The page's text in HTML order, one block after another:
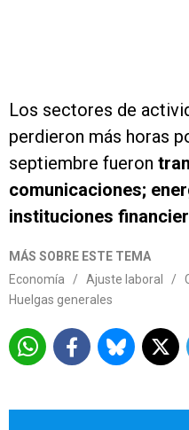
Los sectores de
perdieron más horas
septiembre fueron
comunicaciones;
instituciones
MÁS SOBRE ESTE TEMA
Economía
/ Ajuste laboral /
Huelgas generales